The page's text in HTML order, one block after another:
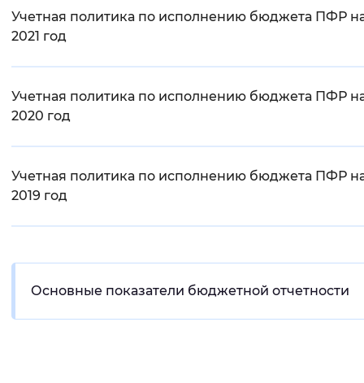
Учетная политика по исполнению бюджета ПФР
2021 год
Учетная политика по исполнению бюджета ПФР
2020 год
Учетная политика по исполнению бюджета ПФР
2019 год
Основные показатели бюджетной отчетности